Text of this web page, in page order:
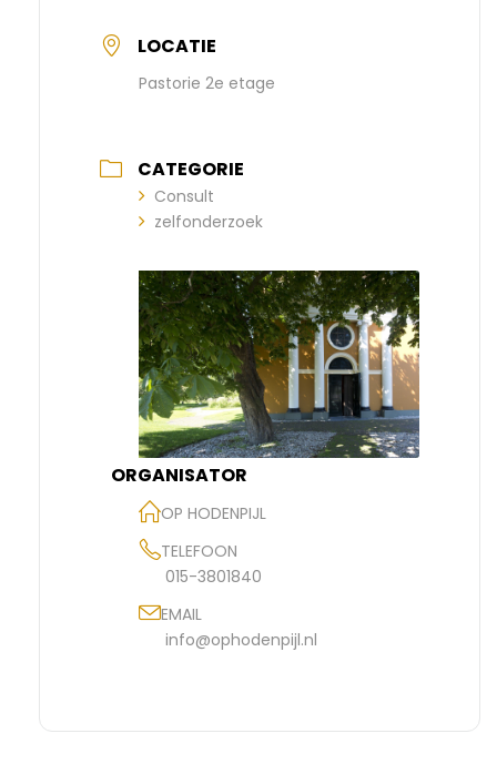
LOCATIE
Pastorie 2e etage
CATEGORIE
Consult
zelfonderzoek
ORGANISATOR
OP HODENPIJL
TELEFOON
015-3801840
EMAIL
info@ophodenpijl.nl